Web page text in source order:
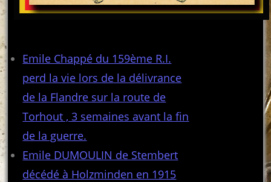
Emile Chappé du 159ème R.I.
perd la vie lors de la délivrance
de la Flandre sur la route de
Torhout , 3 semaines avant la fin
de la guerre.
Emile DUMOULIN de Stembert
décédé à Holzminden en 1915